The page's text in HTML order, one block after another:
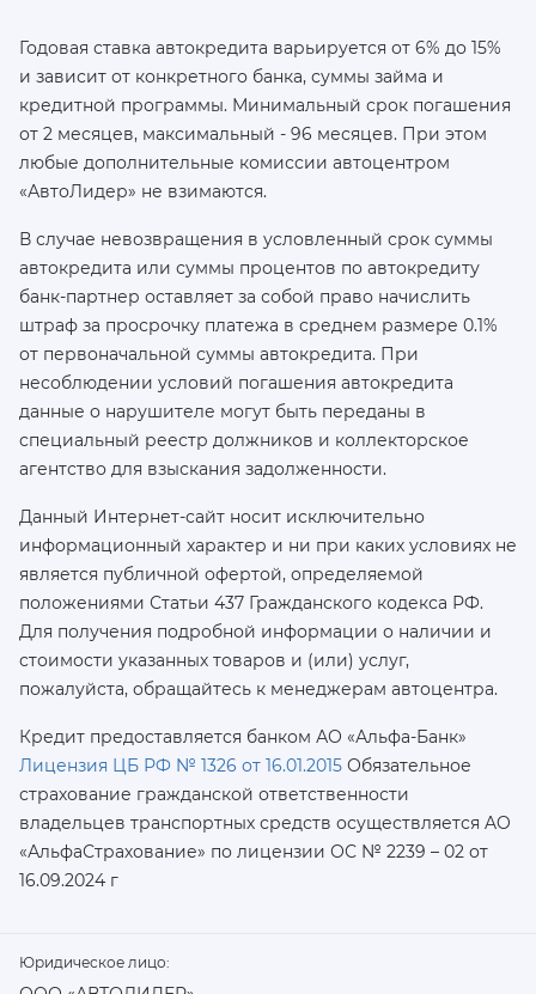
Годовая ставка автокредита варьируется от 6% до 15%
и зависит от конкретного банка, суммы займа и
кредитной программы. Минимальный срок погашения
от 2 месяцев, максимальный - 96 месяцев. При этом
любые дополнительные комиссии автоцентром
«АвтоЛидер» не взимаются.
В случае невозвращения в условленный срок суммы
автокредита или суммы процентов по автокредиту
банк-партнер оставляет за собой право начислить
штраф за просрочку платежа в среднем размере 0.1%
от первоначальной суммы автокредита. При
несоблюдении условий погашения автокредита
данные о нарушителе могут быть переданы в
специальный реестр должников и коллекторское
агентство для взыскания задолженности.
Данный Интернет-сайт носит исключительно
информационный характер и ни при каких условиях не
является публичной офертой, определяемой
положениями Статьи 437 Гражданского кодекса РФ.
Для получения подробной информации о наличии и
стоимости указанных товаров и (или) услуг,
пожалуйста, обращайтесь к менеджерам автоцентра.
Кредит предоставляется банком АО «Альфа-Банк»
Лицензия ЦБ РФ № 1326 от 16.01.2015 Обязательное
страхование гражданской ответственности
владельцев транспортных средств осуществляется AO
«АльфаСтрахование» по лицензии ОС № 2239 – 02 от
16.09.2024 г
Юридическое лицо: